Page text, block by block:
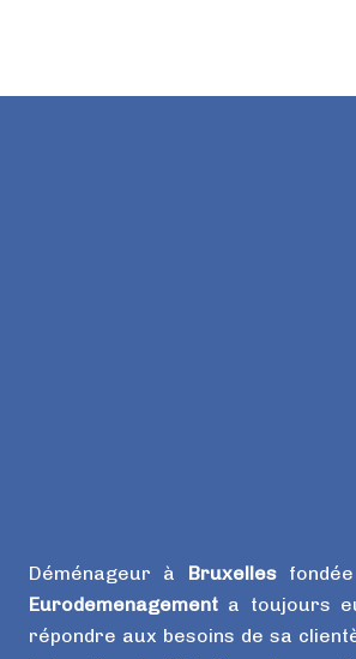
Déménageur à Bruxelles
Eurodemenagement a toujours
répondre aux besoins de sa